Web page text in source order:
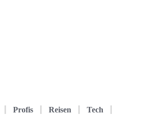
Profis Reisen Tech